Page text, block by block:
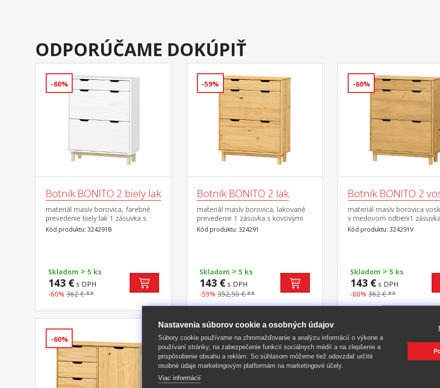
ODPORÚČAME DOKÚPIŤ
-60%
Botník BONITO 2 biely lak
materiál masív borovica, farebné
prevedenie biely lak 1 zásuvka s
kovovými pojazdmi, 2 dvojradové
výklopy
Kód produktu: 324291B
Skladom > 5 ks
143 € s DPH
-60% 362 € **
-59%
Botník BONITO 2 lak
materiál masív borovica, lakované
prevedenie 1 zásuvka s kovovými
pojazdmi, 2 dvojradové výklopy
Kód produktu: 324291
Skladom > 5 ks
143 €s DPH
-59% 352,50 € **
-60%
Botník BONITO 2
materiál masív borovica
v medovom odtieni1
kovovými pojazdmi, 2
výklopy
Kód produktu: 324291V
Skladom > 5 ks
143 € s DPH
-60% 362 € **
-60% -64% -59%
Nastavenia súborov cookie a osobných údajov
Súbory cookie používame na zhromažďovanie a analýzu informácií o výkone a
používaní stránky, na zabezpečenie funkcií sociálnych médií a na zlepšenie a
prispôsobenie obsahu a reklám. So súhlasom môžeme tiež odovzdať určité
osobné údaje marketingovým platformám na marketingové účely.
Viac informácií